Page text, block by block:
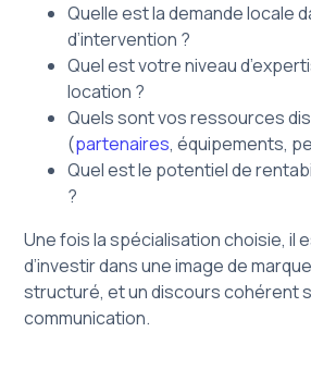
Quelle est la demande locale
d’intervention ?
Quel est votre niveau
location ?
Quels sont vos ressources
(partenaires, équipements,
Quel est le potentiel de
?
Une fois la spécialisation choisie, il
d’investir dans une image de
structuré, et un discours cohérent
communication.